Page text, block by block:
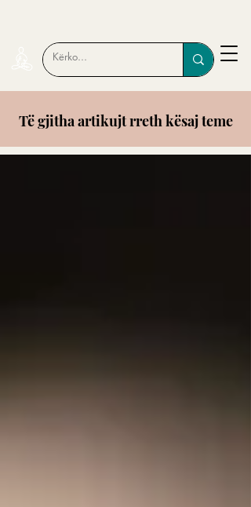
Të gjitha artikujt rreth kësaj teme